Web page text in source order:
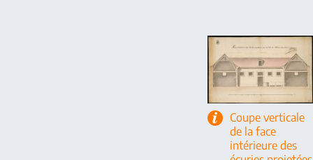
Coupe verticale
de la face
intérieure des